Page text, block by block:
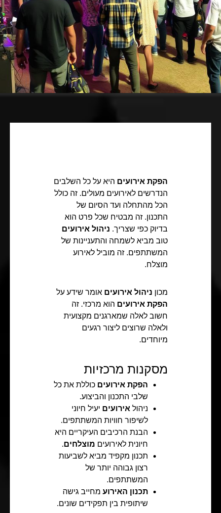
הפקת אירועים היא על כל השלבים
הנדרשים לאירועים מעולים. זה כולל
הכל מהתחלה ועד הסיום של
התכנון. זה מבטיח שכל פרט הוא
בדיוק כפי שצריך. ניהול אירועים
טוב מביא לשמחה והתעניינות של
המשתתפים. זה מוביל לאירוע
מוצלח.
מכון ניהול אירועים אומר שידע על
הפקת אירועים הוא מרכזי. זה
חשוב לאלה שמארגנים מקצועית
ולאלה שרוצים ליצור רגעים
מיוחדים.
מסקנות מרכזיות
הפקת אירועים כוללת את כל
שלבי התכנון והביצוע.
ניהול אירועים יעיל חיוני
לשיפור חוויות המשתתפים.
הבנת הרכיבים העיקריים היא
חיונית לאירועים מוצלחים.
תכנון מקפיד מביא לשביעות
רצון גבוהה יותר של
המשתתפים.
תכנון האירוע מחייב גישה
שיתופית בין תפקידים שונים.